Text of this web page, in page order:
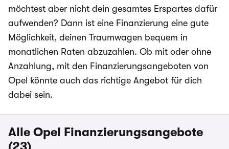
möchtest aber nicht dein gesamtes Erspartes dafür
aufwenden? Dann ist eine Finanzierung eine gute
Möglichkeit, deinen Traumwagen bequem in
monatlichen Raten abzuzahlen. Ob mit oder ohne
Anzahlung, mit den Finanzierungsangeboten von
Opel könnte auch das richtige Angebot für dich
dabei sein.
Alle Opel Finanzierungsangebote